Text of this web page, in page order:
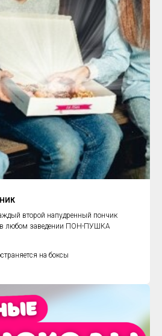
второй напудренный пончик
в любом заведении ПОН-ПУШКА
на боксы